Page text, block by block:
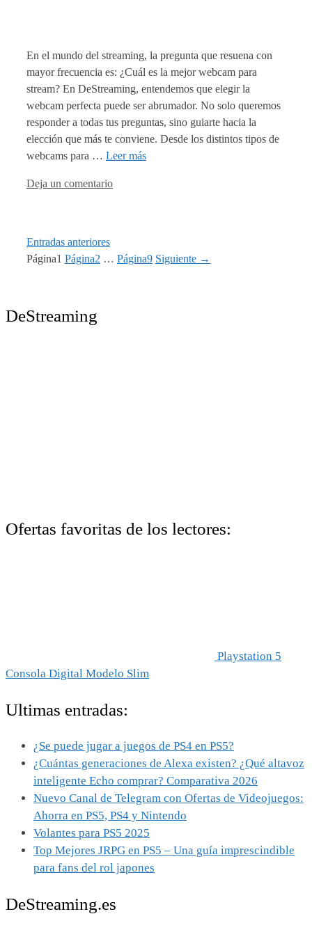
En el mundo del streaming, la pregunta que resuena con
mayor frecuencia es: ¿Cuál es la mejor webcam para
stream? En DeStreaming, entendemos que elegir la
webcam perfecta puede ser abrumador. No solo queremos
responder a todas tus preguntas, sino guiarte hacia la
elección que más te conviene. Desde los distintos tipos de
webcams para … Leer más
Deja un comentario
Entradas anteriores
Página1 Página2 … Página9 Siguiente →
DeStreaming
Ofertas favoritas de los lectores:
Playstation 5
Consola Digital Modelo Slim
Ultimas entradas:
¿Se puede jugar a juegos de PS4 en PS5?
¿Cuántas generaciones de Alexa existen? ¿Qué altavoz
inteligente Echo comprar? Comparativa 2026
Nuevo Canal de Telegram con Ofertas de Videojuegos:
Ahorra en PS5, PS4 y Nintendo
Volantes para PS5 2025
Top Mejores JRPG en PS5 – Una guía imprescindible
para fans del rol japones
DeStreaming.es